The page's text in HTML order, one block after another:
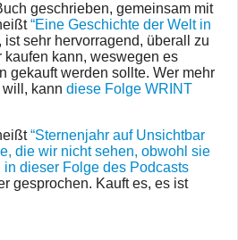
geschrieben, gemeinsam mit
“Eine Geschichte der Welt in
, ist sehr hervorragend, überall zu
kaufen kann, weswegen es
gekauft werden sollte. Wer mehr
kann diese Folge WRINT
“Sternenjahr auf Unsichtbar
die wir nicht sehen, obwohl sie
in dieser Folge des Podcasts
gesprochen. Kauft es, es ist